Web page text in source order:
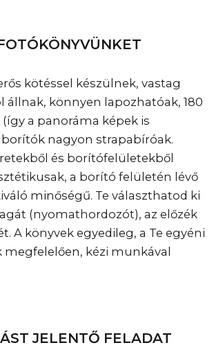
kötéssel készülnek, vastag
állnak, könnyen lapozhatóak, 180
a panoráma képek is
borítók nagyon strapabíróak.
és borítófelületekből
a borító felületén lévő
minőségű. Te választhatod ki
(nyomathordozót), az előzék
A könyvek egyedileg, a Te egyéni
megfelelően, kézi munkával
JELENTŐ FELADAT